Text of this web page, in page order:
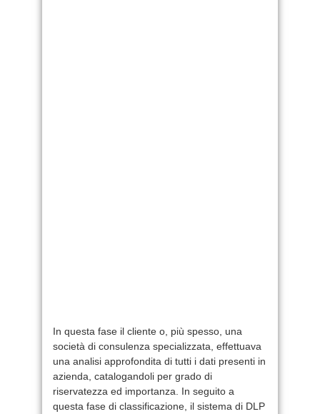
In questa fase il cliente o, più spesso, una
società di consulenza specializzata, effettuava
una analisi approfondita di tutti i dati presenti in
azienda, catalogandoli per grado di
riservatezza ed importanza. In seguito a
questa fase di classificazione, il sistema di DLP